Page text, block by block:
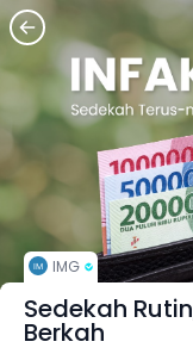
IMG
Sedekah
Berkah